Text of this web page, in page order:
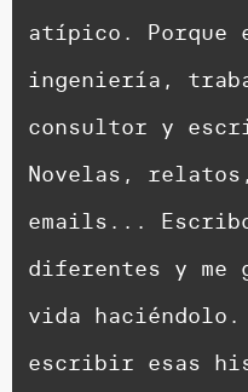
atípico. Porque
ingeniería,
consultor y
Novelas,
emails... Escribo
diferentes y me
vida haciéndolo.
escribir esas